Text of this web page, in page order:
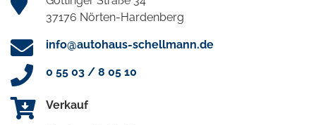
37176 Nörten-Hardenberg
info@autohaus-schellmann.de
0 55 03 / 8 05 10
Verkauf